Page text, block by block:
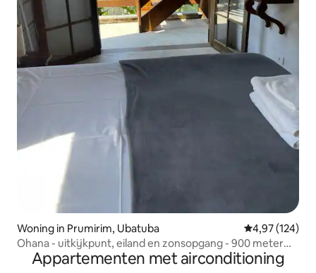
Woning in Prumirim, Ubatuba Gemiddelde
4,97 (124)
Ohana - uitkijkpunt, eiland en zonsopgang - 900 meter
van het strand
Appartementen met airconditioning